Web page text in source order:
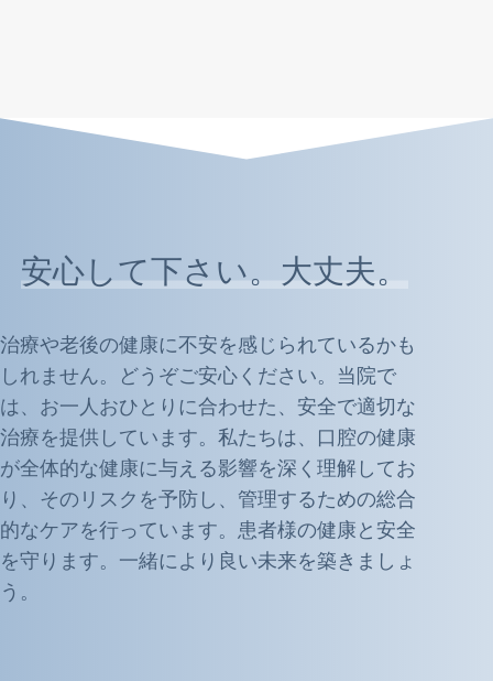
安心して下さい。大丈夫。
治療や老後の健康に不安を感じられているかも
しれません。どうぞご安心ください。当院で
は、お一人おひとりに合わせた、安全で適切な
治療を提供しています。私たちは、口腔の健康
が全体的な健康に与える影響を深く理解してお
り、そのリスクを予防し、管理するための総合
的なケアを行っています。患者様の健康と安全
を守ります。一緒により良い未来を築きましょ
う。